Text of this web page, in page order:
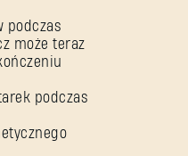
podczas
może teraz
podczas